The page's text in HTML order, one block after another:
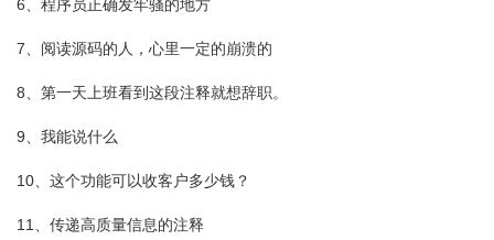
6、程序员正确发牢骚的地方
7、阅读源码的人，心里一定的崩溃的
8、第一天上班看到这段注释就想辞职。
9、我能说什么
10、这个功能可以收客户多少钱？
11、传递高质量信息的注释